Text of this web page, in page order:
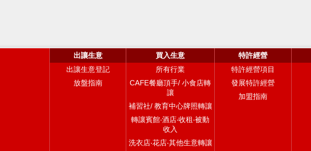
出讓生意
出讓生意登記
放盤指南
買入生意
所有行業
CAFE餐廳頂手/ 小食店轉
讓
補習社/ 教育中心牌照轉讓
轉讓賓館‧酒店‧收租‧被動
收入
洗衣店‧花店‧其他生意轉讓
特許經營
特許經營項目
發展特許經營
加盟指南